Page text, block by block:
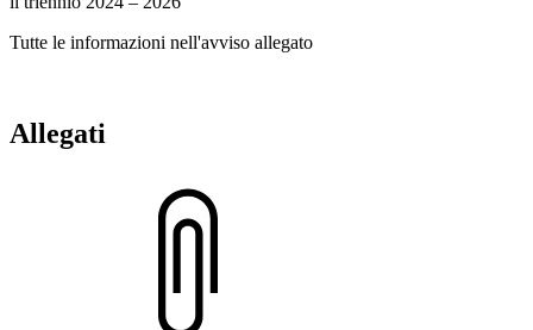
Tutte le informazioni nell'avviso allegato
Allegati